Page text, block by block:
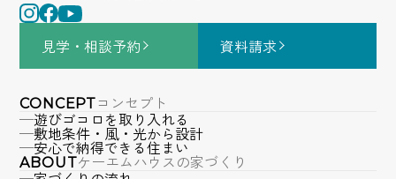
見学・相談予約 資料請求
CONCEPTコンセプト
遊びゴコロを取り入れる
敷地条件・風・光から設計
安心で納得できる住まい
ABOUTケーエムハウスの家づくり